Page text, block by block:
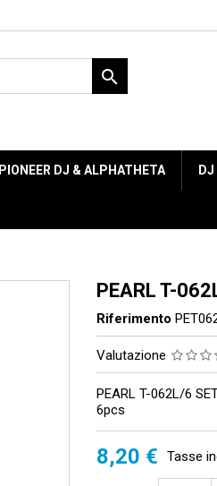

PIONEER DJ & ALPHATHETA DJ
PEARL T-
Riferimento
Valutazione
PEARL T-062L/6
6pcs
8,20 € Tasse